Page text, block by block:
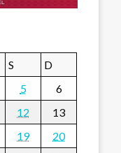
S
D
5
6
12
13
19
20